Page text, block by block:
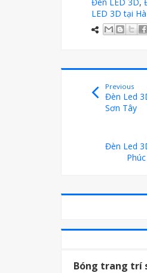
LED 3D tại
Previous
Đèn Led
Sơn Tây
Đèn Led
Bóng trang trí